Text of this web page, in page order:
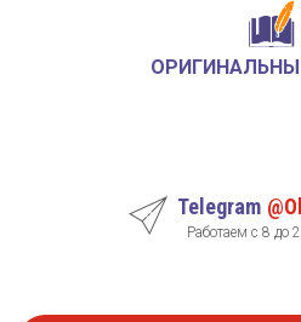
Telegram
Работаем с 8 до